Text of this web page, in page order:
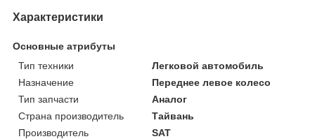
Характеристики
Основные атрибуты
Тип техники
Легковой автомобиль
Назначение
Переднее левое колесо
Тип запчасти
Аналог
Страна производитель
Тайвань
Производитель
SAT